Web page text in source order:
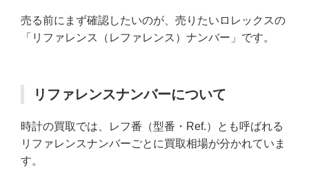
売る前にまず確認したいのが、売りたいロレックスの
「リファレンス（レファレンス）ナンバー」です。
リファレンスナンバーについて
時計の買取では、レフ番（型番・Ref.）とも呼ばれる
リファレンスナンバーごとに買取相場が分かれていま
す。